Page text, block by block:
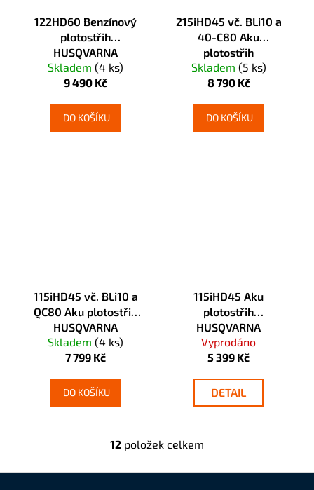
122HD60 Benzínový
plotostřih
HUSQVARNA
Skladem (4 ks)
9 490 Kč
DO KOŠÍKU
215iHD45 vč. BLi10 a
40-C80 Aku
plotostřih
HUSQVARNA
Skladem (5 ks)
8 790 Kč
DO KOŠÍKU
115iHD45 vč. BLi10 a
QC80 Aku plotostřih
HUSQVARNA
Skladem (4 ks)
7 799 Kč
DO KOŠÍKU
115iHD45 Aku
plotostřih
HUSQVARNA
Vyprodáno
5 399 Kč
DETAIL
O
12 položek celkem